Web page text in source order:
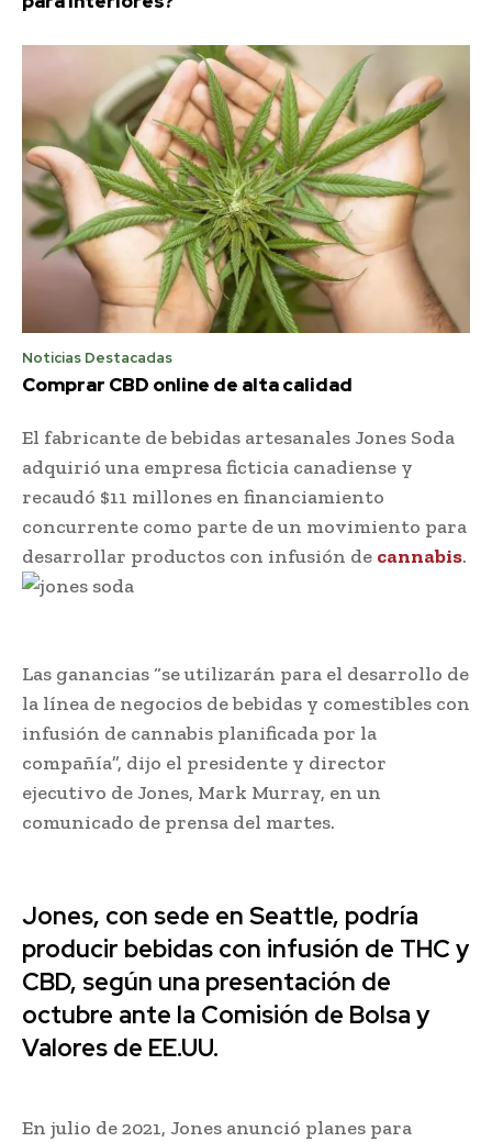
Noticias Destacadas
Comprar CBD online de alta calidad
El fabricante de bebidas artesanales Jones Soda
adquirió una empresa ficticia canadiense y
recaudó $11 millones en financiamiento
concurrente como parte de un movimiento para
desarrollar productos con infusión de cannabis.
Las ganancias “se utilizarán para el desarrollo de
la línea de negocios de bebidas y comestibles con
infusión de cannabis planificada por la
compañía”, dijo el presidente y director
ejecutivo de Jones, Mark Murray, en un
comunicado de prensa del martes.
Jones, con sede en Seattle, podría
producir bebidas con infusión de THC y
CBD, según una presentación de
octubre ante la Comisión de Bolsa y
Valores de EE.UU.
En julio de 2021, Jones anunció planes para